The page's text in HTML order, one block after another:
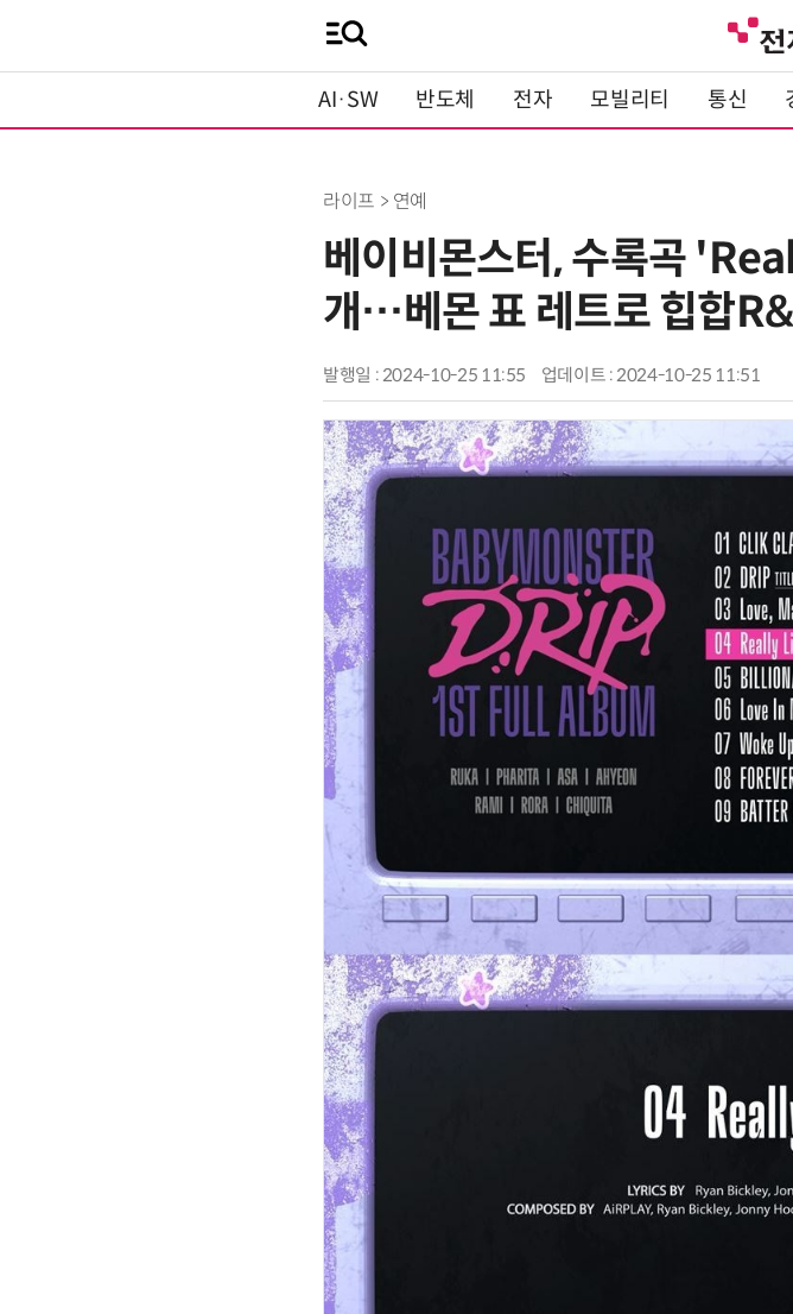
AI·SW 반도체 전자 모빌리티 통신
라이프 > 연예
베이비몬스터, 수록곡
개…베몬 표 레트로 힙합
발행일 : 2024-10-25 11:55 업데이트 : 2024-10-25 11:51